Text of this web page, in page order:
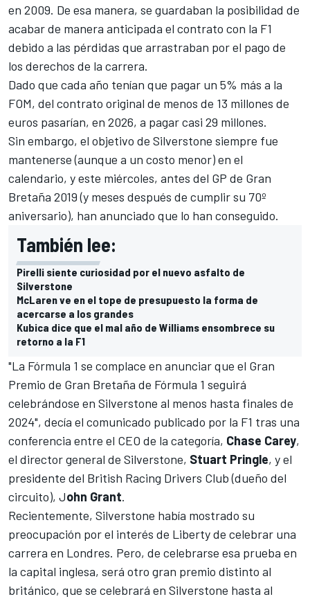
en 2009. De esa manera, se guardaban la posibilidad de
acabar de manera anticipada el contrato con la F1
debido a las pérdidas que arrastraban por el pago de
los derechos de la carrera.
Dado que cada año tenían que pagar un 5% más a la
FOM, del contrato original de menos de 13 millones de
euros pasarían, en 2026, a pagar casi 29 millones.
Sin embargo, el objetivo de Silverstone siempre fue
mantenerse (aunque a un costo menor) en el
calendario, y este miércoles, antes del GP de Gran
Bretaña 2019 (y meses después de cumplir su 70º
aniversario), han anunciado que lo han conseguido.
También lee:
Pirelli siente curiosidad por el nuevo asfalto de
Silverstone
McLaren ve en el tope de presupuesto la forma de
acercarse a los grandes
Kubica dice que el mal año de Williams ensombrece su
retorno a la F1
"La Fórmula 1 se complace en anunciar que el Gran
Premio de Gran Bretaña de Fórmula 1 seguirá
celebrándose en Silverstone al menos hasta finales de
2024", decía el comunicado publicado por la F1 tras una
conferencia entre el CEO de la categoría, Chase Carey,
el director general de Silverstone, Stuart Pringle, y el
presidente del British Racing Drivers Club (dueño del
circuito), John Grant.
Recientemente, Silverstone había mostrado su
preocupación por el interés de Liberty de celebrar una
carrera en Londres. Pero, de celebrarse esa prueba en
la capital inglesa, será otro gran premio distinto al
británico, que se celebrará en Silverstone hasta al